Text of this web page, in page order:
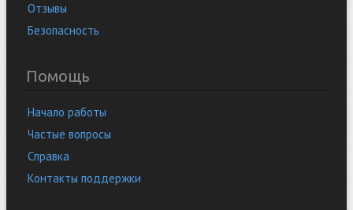
Отзывы
Безопасность
Помощь
Начало работы
Частые вопросы
Справка
Контакты поддержки